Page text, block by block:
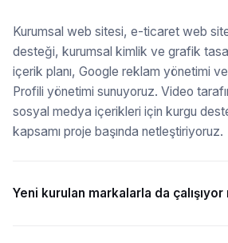
Kurumsal web sitesi, e-ticaret web
desteği, kurumsal kimlik ve grafik
içerik planı, Google reklam yönetimi
Profili yönetimi sunuyoruz. Video
sosyal medya içerikleri için kurgu
kapsamı proje başında netleştiriyoruz.
Yeni kurulan markalarla da çalışıyor